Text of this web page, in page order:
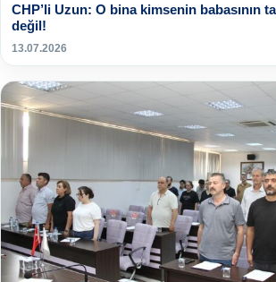
CHP’li Uzun: O bina kimsenin babasının
değil!
13.07.2026